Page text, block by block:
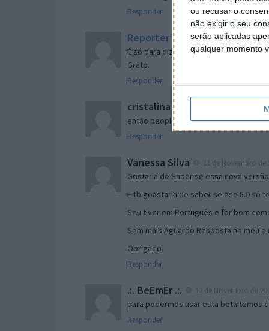
ou recusar o
não exigir o seu
serão aplicadas
qualquer momento
Responder
Reporter 7 de Novembro de 2005 às
É só para dizer que ainda não me
Grato.
Responder
cristalina 11 de Novembro de 2005
então people
Responder
Vanessa Silva
Gostaria de Saber se essa nova
E tb goastaria de saber se ese 8.0 só
Seu tiver em Português e for bom
Sem mais Aguardo Resposta no meu e
Obrigado.
Responder
.:. BeEmEr .:.
para podermos usar esta beta temos
Responder